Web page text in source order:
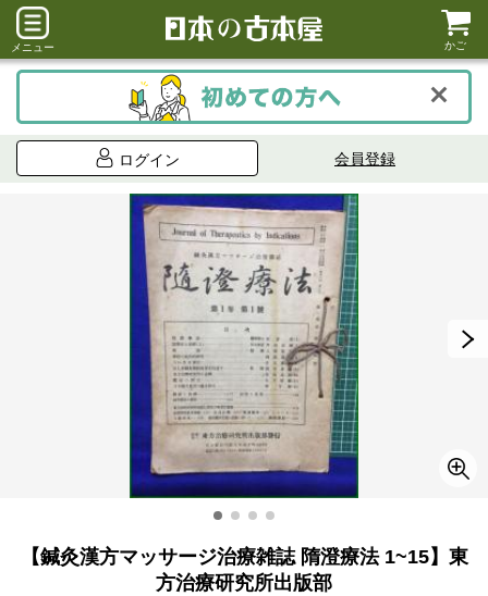
メニュー かご
ログイン 会員登録
【鍼灸漢方マッサージ治療雑誌 隋澄療法 1~15】東
方治療研究所出版部